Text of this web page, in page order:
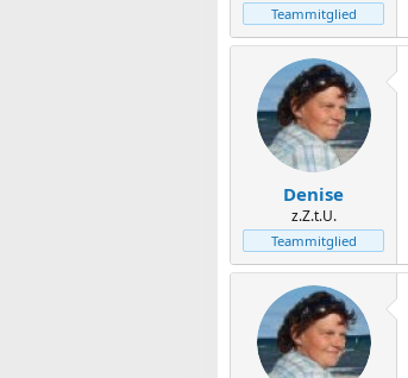
Teammitglied
Denise
z.Z.t.U.
Teammitglied